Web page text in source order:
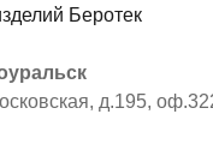
д.195,